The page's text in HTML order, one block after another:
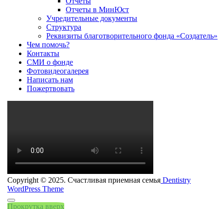
Отчеты в МинЮст
Учредительные документы
Структура
Реквизиты благотворительного фонда «Создатель»
Чем помочь?
Контакты
СМИ о фонде
Фотовидеогалерея
Написать нам
Пожертвовать
Copyright © 2025. Счастливая приемная семья Dentistry
WordPress Theme
Прокрутка вверх